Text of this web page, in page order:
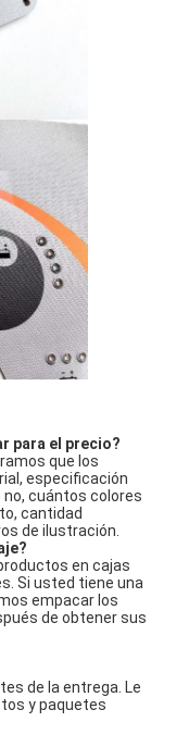
para el precio?
que los
especificación
no, cuántos colores
cantidad
de ilustración.
en cajas
Si usted tiene una
empacar los
de obtener sus
de la entrega. Le
y paquetes